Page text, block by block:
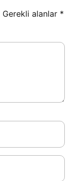
Gerekli alanlar *